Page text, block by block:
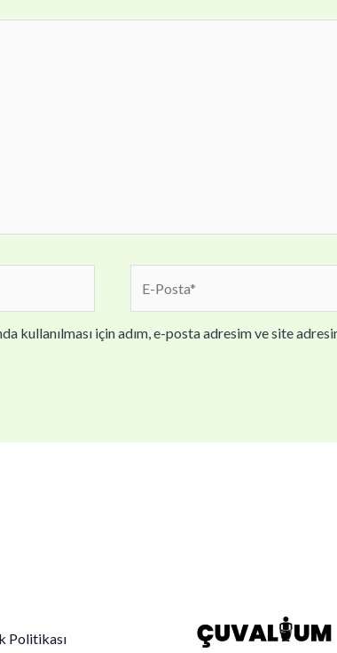
kullanılması için adım, e-posta adresim ve site
Politikası